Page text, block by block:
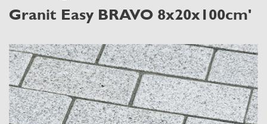
Granit Easy BRAVO 8x20x100cm'